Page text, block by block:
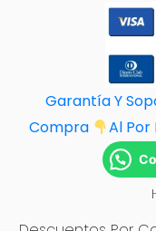
Garantía Y
Compra
Al Por